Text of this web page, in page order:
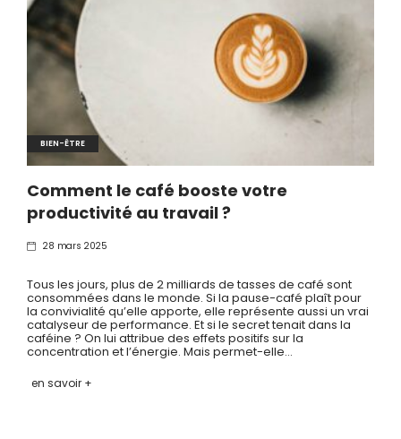
BIEN-ÊTRE
Comment le café booste votre
productivité au travail ?
28 mars 2025
Tous les jours, plus de 2 milliards de tasses de café sont
consommées dans le monde. Si la pause-café plaît pour
la convivialité qu’elle apporte, elle représente aussi un vrai
catalyseur de performance. Et si le secret tenait dans la
caféine ? On lui attribue des effets positifs sur la
concentration et l’énergie. Mais permet-elle…
en savoir +